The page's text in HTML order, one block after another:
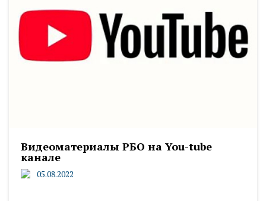
Видеоматериалы РБО на You-tube
канале
05.08.2022